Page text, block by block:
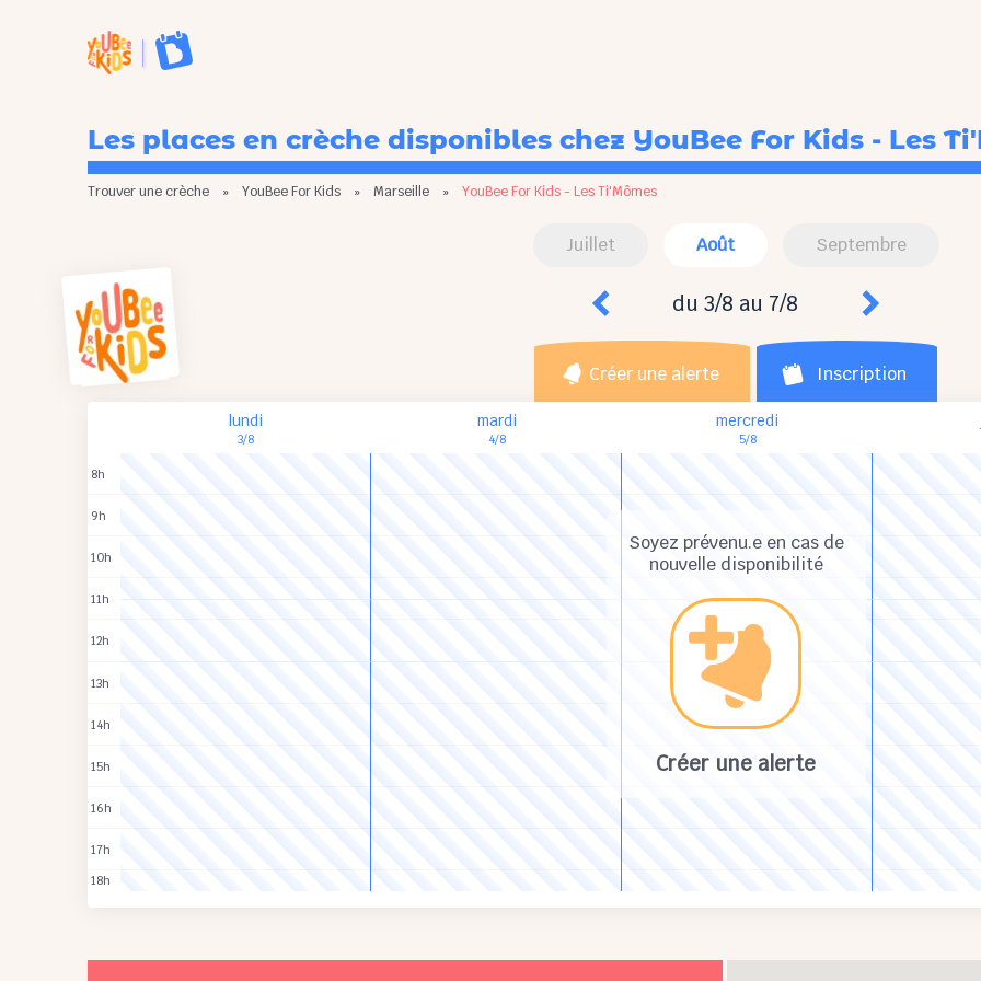
Les places en crèche disponibles chez YouBee For Kids - Les
Trouver une crèche » YouBee For Kids » Marseille » YouBee For Kids - Les Ti'Mômes
Juillet Août Septembre
du 3/8 au 7/8
Créer une alerte Inscription
Soyez prévenu.e en cas de
nouvelle disponibilité
Créer une alerte
lundi
3/8
mardi
4/8
mercredi
5/8
8h
9h
10h
11h
12h
13h
14h
15h
16h
17h
18h